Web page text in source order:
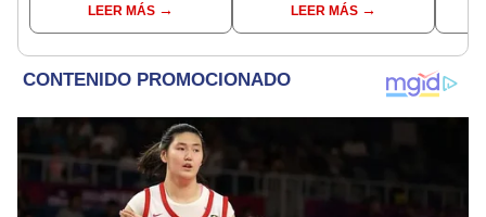
denuncia por
tocamientos: “Va a
LEER MÁS
denunciarlo por
tocamientos: “Me
LEER MÁS